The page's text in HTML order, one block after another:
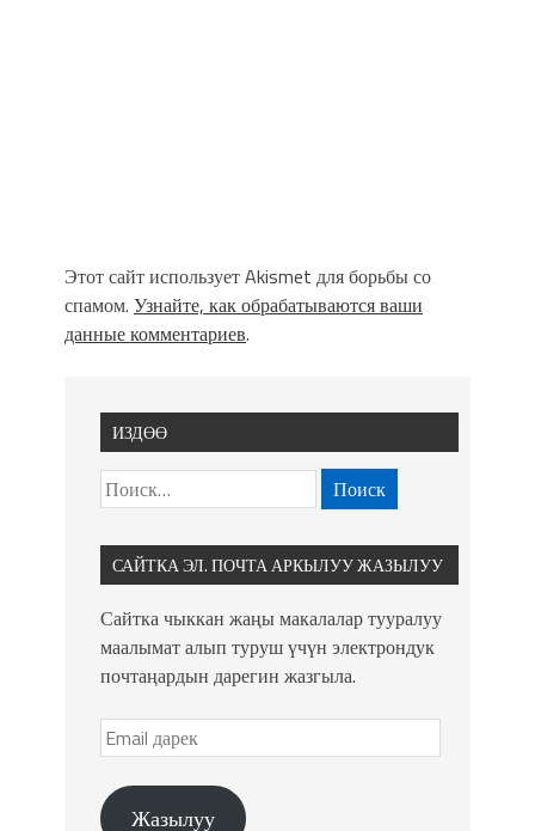
Этот сайт использует Akismet для борьбы со
спамом. Узнайте, как обрабатываются ваши
данные комментариев.
ИЗДӨӨ
САЙТКА ЭЛ. ПОЧТА АРКЫЛУУ ЖАЗЫЛУУ
Сайтка чыккан жаңы макалалар тууралуу
маалымат алып туруш үчүн электрондук
почтаңардын дарегин жазгыла.
Жазылуу